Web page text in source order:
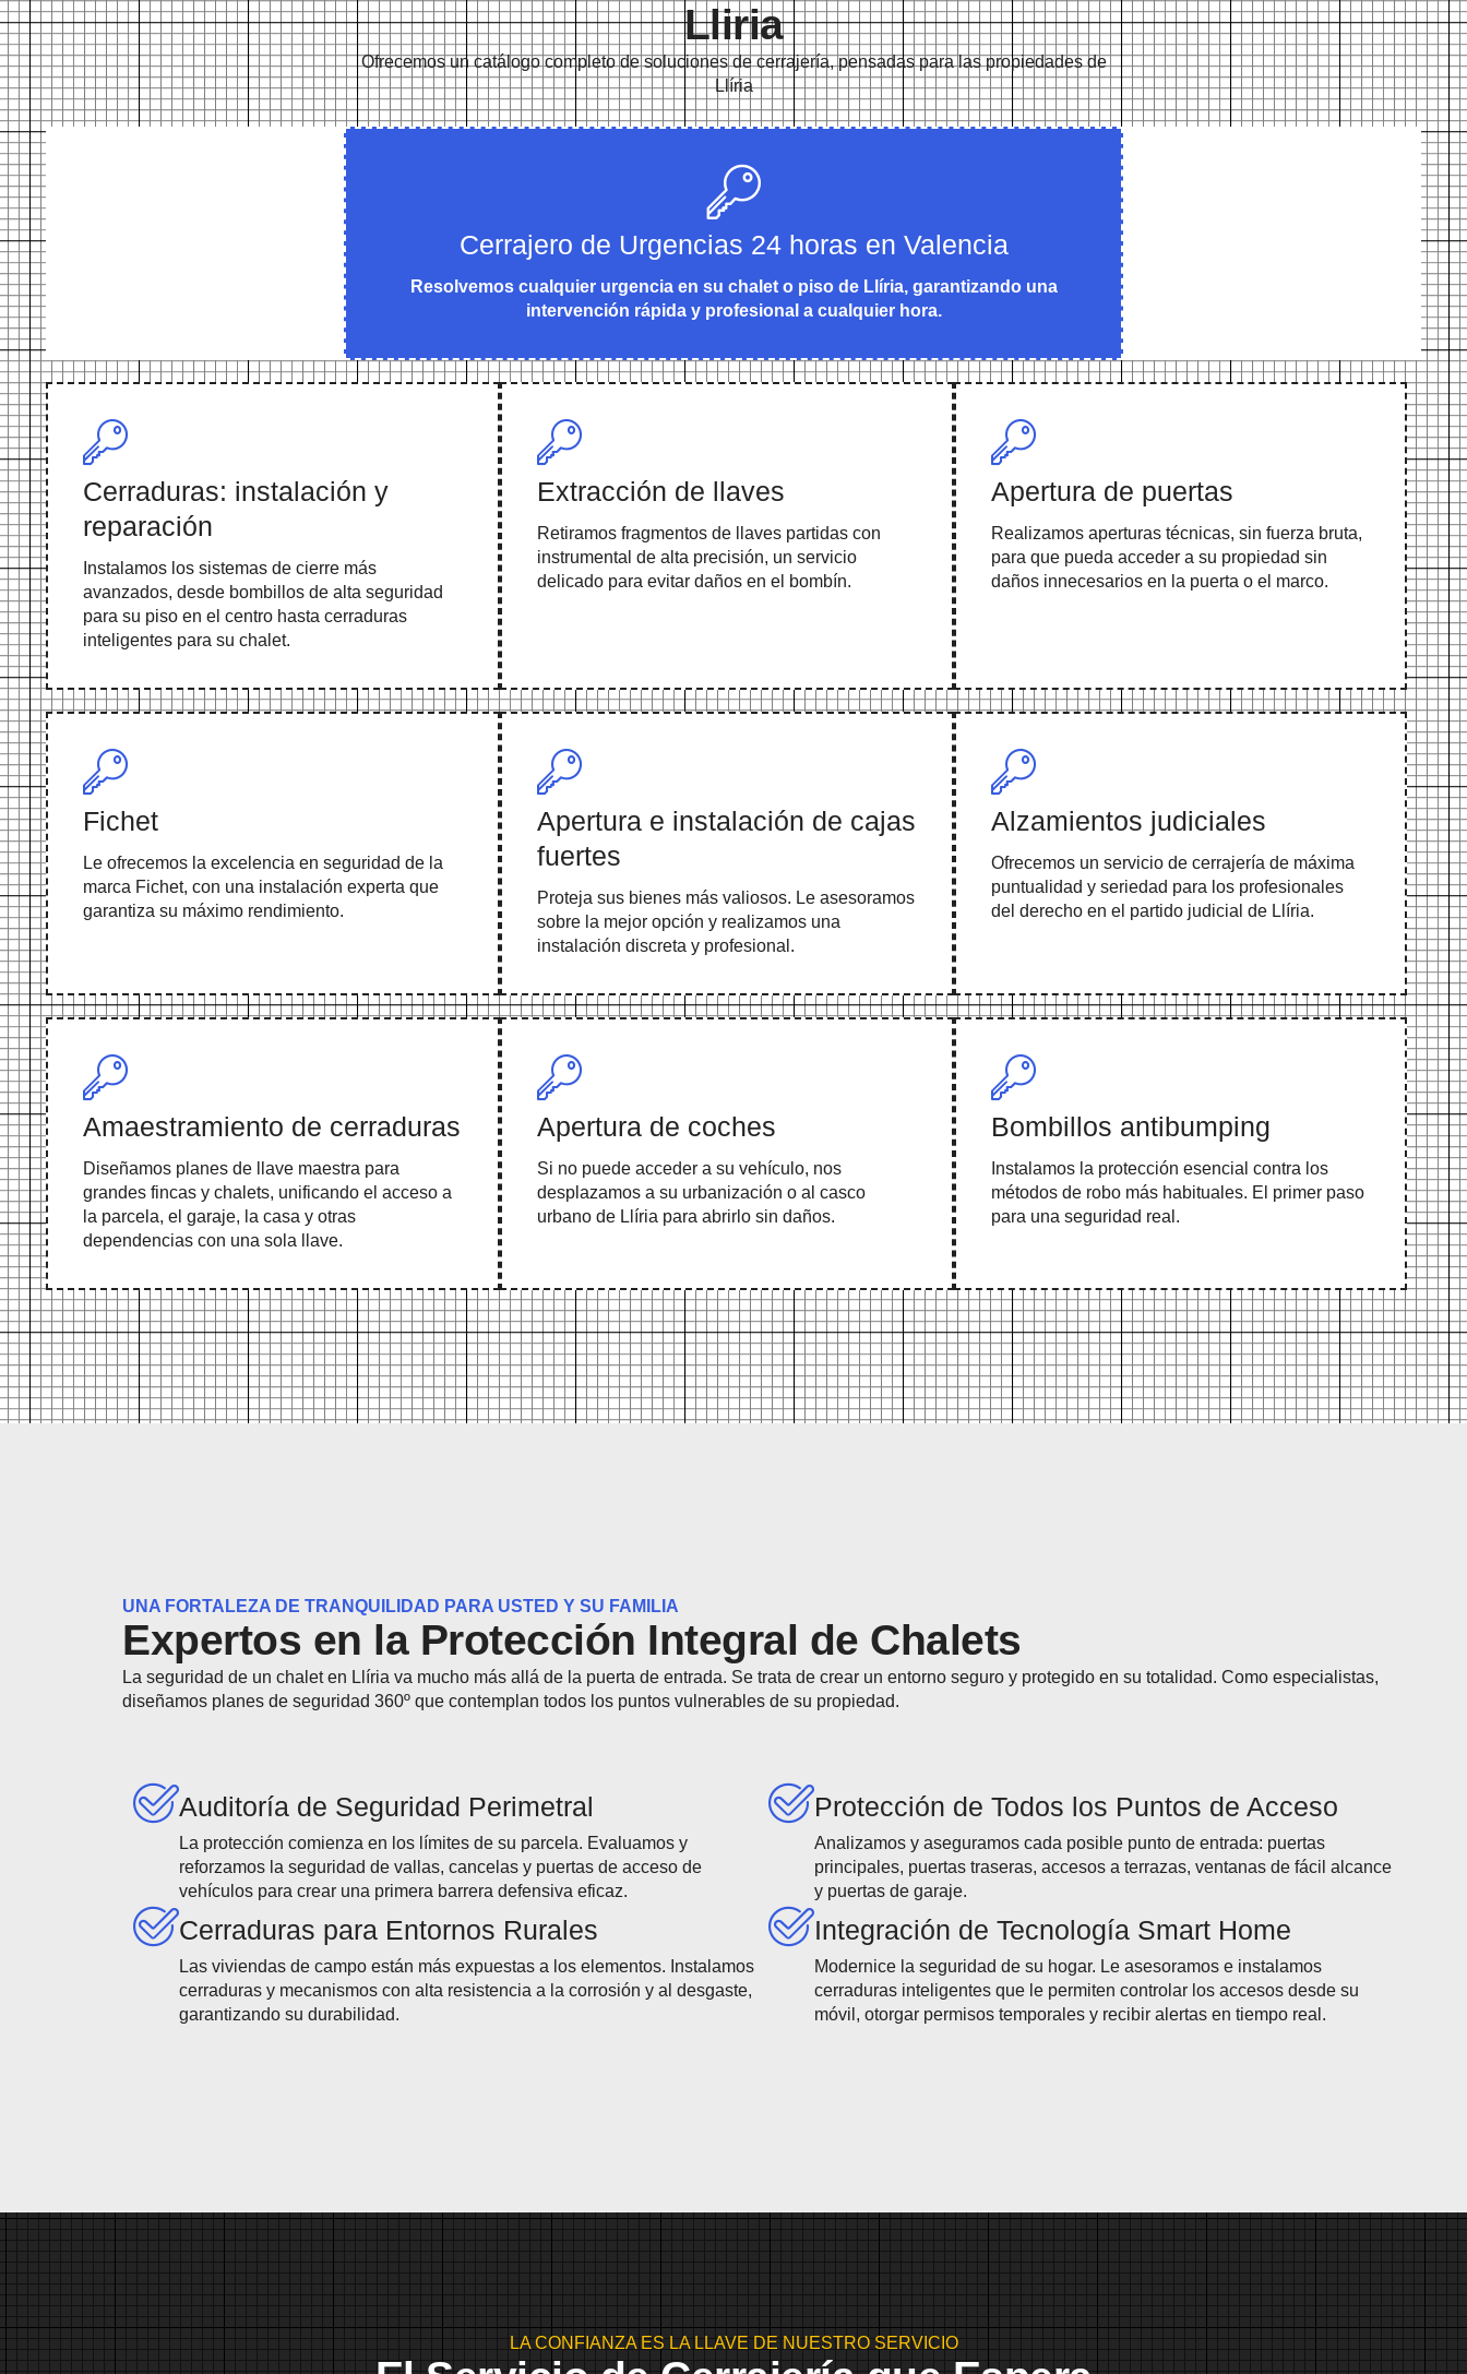
Lliria
Ofrecemos un catálogo completo de soluciones de cerrajería, pensadas para las propiedades de
Llíria
Cerrajero de Urgencias 24 horas en Valencia
Resolvemos cualquier urgencia en su chalet o piso de Llíria, garantizando una
intervención rápida y profesional a cualquier hora.
Cerraduras: instalación y
reparación
Instalamos los sistemas de cierre más
avanzados, desde bombillos de alta seguridad
para su piso en el centro hasta cerraduras
inteligentes para su chalet.
Extracción de llaves
Retiramos fragmentos de llaves partidas con
instrumental de alta precisión, un servicio
delicado para evitar daños en el bombín.
Apertura de puertas
Realizamos aperturas técnicas, sin fuerza bruta,
para que pueda acceder a su propiedad sin
daños innecesarios en la puerta o el marco.
Fichet
Le ofrecemos la excelencia en seguridad de la
marca Fichet, con una instalación experta que
garantiza su máximo rendimiento.
Apertura e instalación de cajas
fuertes
Proteja sus bienes más valiosos. Le asesoramos
sobre la mejor opción y realizamos una
instalación discreta y profesional.
Alzamientos judiciales
Ofrecemos un servicio de cerrajería de máxima
puntualidad y seriedad para los profesionales
del derecho en el partido judicial de Llíria.
Amaestramiento de cerraduras
Diseñamos planes de llave maestra para
grandes fincas y chalets, unificando el acceso a
la parcela, el garaje, la casa y otras
dependencias con una sola llave.
Apertura de coches
Si no puede acceder a su vehículo, nos
desplazamos a su urbanización o al casco
urbano de Llíria para abrirlo sin daños.
Bombillos antibumping
Instalamos la protección esencial contra los
métodos de robo más habituales. El primer paso
para una seguridad real.
UNA FORTALEZA DE TRANQUILIDAD PARA USTED Y SU FAMILIA
Expertos en la Protección Integral de Chalets
La seguridad de un chalet en Llíria va mucho más allá de la puerta de entrada. Se trata de crear un entorno seguro y protegido en su totalidad. Como especialistas,
diseñamos planes de seguridad 360º que contemplan todos los puntos vulnerables de su propiedad.
Auditoría de Seguridad Perimetral
La protección comienza en los límites de su parcela. Evaluamos y
reforzamos la seguridad de vallas, cancelas y puertas de acceso de
vehículos para crear una primera barrera defensiva eficaz.
Protección de Todos los Puntos de Acceso
Analizamos y aseguramos cada posible punto de entrada: puertas
principales, puertas traseras, accesos a terrazas, ventanas de fácil alcance
y puertas de garaje.
Cerraduras para Entornos Rurales
Las viviendas de campo están más expuestas a los elementos. Instalamos
cerraduras y mecanismos con alta resistencia a la corrosión y al desgaste,
garantizando su durabilidad.
Integración de Tecnología Smart Home
Modernice la seguridad de su hogar. Le asesoramos e instalamos
cerraduras inteligentes que le permiten controlar los accesos desde su
móvil, otorgar permisos temporales y recibir alertas en tiempo real.
LA CONFIANZA ES LA LLAVE DE NUESTRO SERVICIO